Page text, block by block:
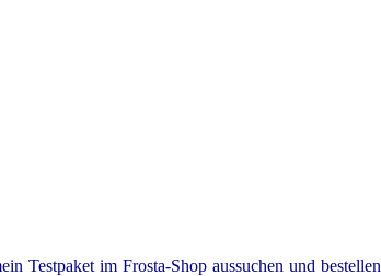
Testpaket im Frosta-Shop aussuchen und